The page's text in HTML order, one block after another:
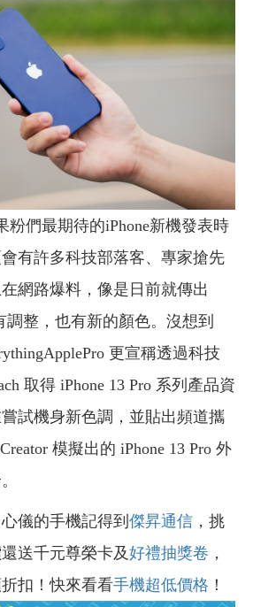
們最期待的iPhone新機發表時
有許多科技部落客、專家搶先
網路爆料，像是日前就傳出
調整，也有新的顏色。沒想到
更宣稱透過科技
取得 iPhone 13 Pro 系列產品資
試機身新色調，並貼出頻道攜
模擬出的 iPhone 13 Pro 外
的手機記得到 傑昇通信 ，挑
送千元尊榮卡及好禮抽獎卷 ，
扣！快來看看手機超低價格 ！